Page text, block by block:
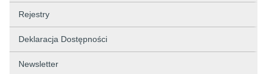
Rejestry
Deklaracja Dostępności
Newsletter